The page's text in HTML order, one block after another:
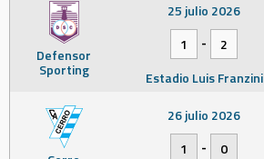
Defensor
Sporting
25 julio 2026
1
-
2
Estadio Luis Franzini
26 julio 2026
1
- 0